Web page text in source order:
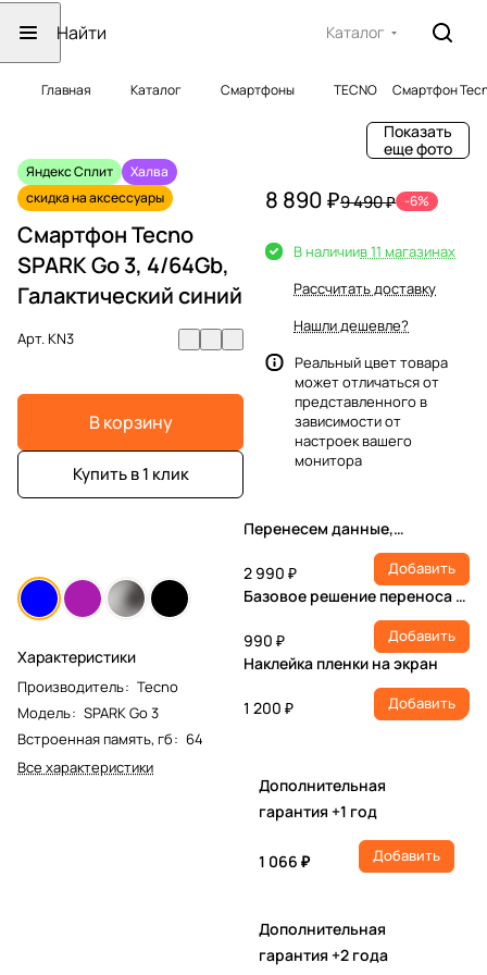
Каталог
Главная Каталог Смартфоны TECNO Смартфон
Показать
еще фото
Яндекс Сплит
Халва
скидка на аксессуары
Смартфон Tecno
SPARK Go 3, 4/64Gb,
Галактический синий
Арт.KN3
В корзину
Купить в 1 клик
Характеристики
Производитель: Tecno
Модель: SPARK Go 3
Встроенная память, гб: 64
Все характеристики
8 890 ₽9 490 ₽ -6%
В наличиив 11 магазинах
Рассчитать доставку
Нашли дешевле?
Реальный цвет товара
может отличаться от
представленного в
зависимости от
настроек вашего
монитора
Перенесем данные,
настроим учетную запись,
установим ПО
2 990 ₽ Добавить
Базовое решение переноса и
990 ₽
Добавить
Наклейка пленки на экран
1 200 ₽ Добавить
Дополнительная
гарантия +1 год
1 066 ₽ Добавить
Дополнительная
гарантия +2 года